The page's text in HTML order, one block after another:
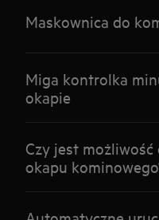
Maskownica do
Miga kontrolka
okapie
Czy jest
okapu